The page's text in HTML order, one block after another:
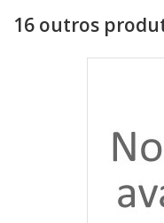
16 outros